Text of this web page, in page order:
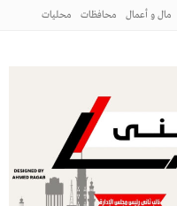
مال و أعمال محافظات محليات